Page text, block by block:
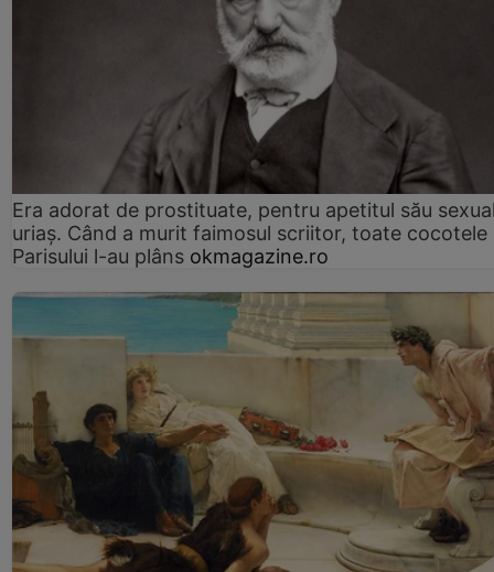
Era adorat de prostituate, pentru apetitul său
uriaș. Când a murit faimosul scriitor, toate cocotele
Parisului l-au plâns okmagazine.ro